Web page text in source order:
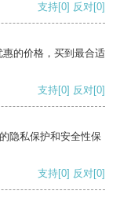
支持[0] 反对[0]
的价格，买到最合适
支持[0] 反对[0]
隐私保护和安全性保
支持[0] 反对[0]